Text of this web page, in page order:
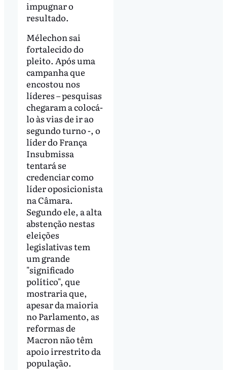
impugnar o
resultado.
Mélechon sai
fortalecido do
pleito. Após uma
campanha que
encostou nos
líderes – pesquisas
chegaram a colocá-
lo às vias de ir ao
segundo turno -, o
líder do França
Insubmissa
tentará se
credenciar como
líder oposicionista
na Câmara.
Segundo ele, a alta
abstenção nestas
eleições
legislativas tem
um grande
"significado
político", que
mostraria que,
apesar da maioria
no Parlamento, as
reformas de
Macron não têm
apoio irrestrito da
população.